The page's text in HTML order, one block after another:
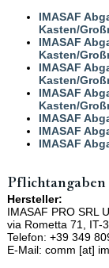
IMASAF
Kasten/
IMASAF
Kasten/
IMASAF
Kasten/
IMASAF
Kasten/
IMASAF
IMASAF
IMASAF
Pflichtangaben
Hersteller:
IMASAF PRO SRL
via Rometta 71, IT-
Telefon: +39 349
E-Mail: comm [at]